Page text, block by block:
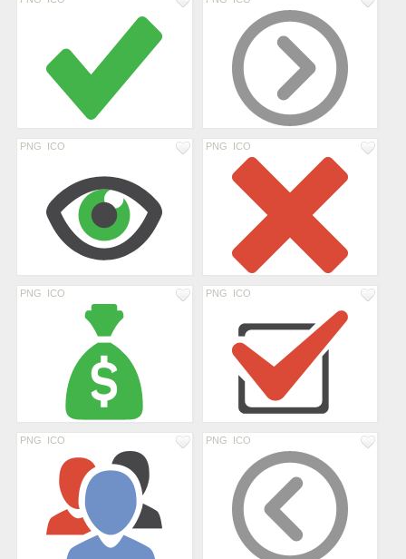
PNG ICO PNG ICO
PNG ICO PNG ICO
PNG ICO PNG ICO